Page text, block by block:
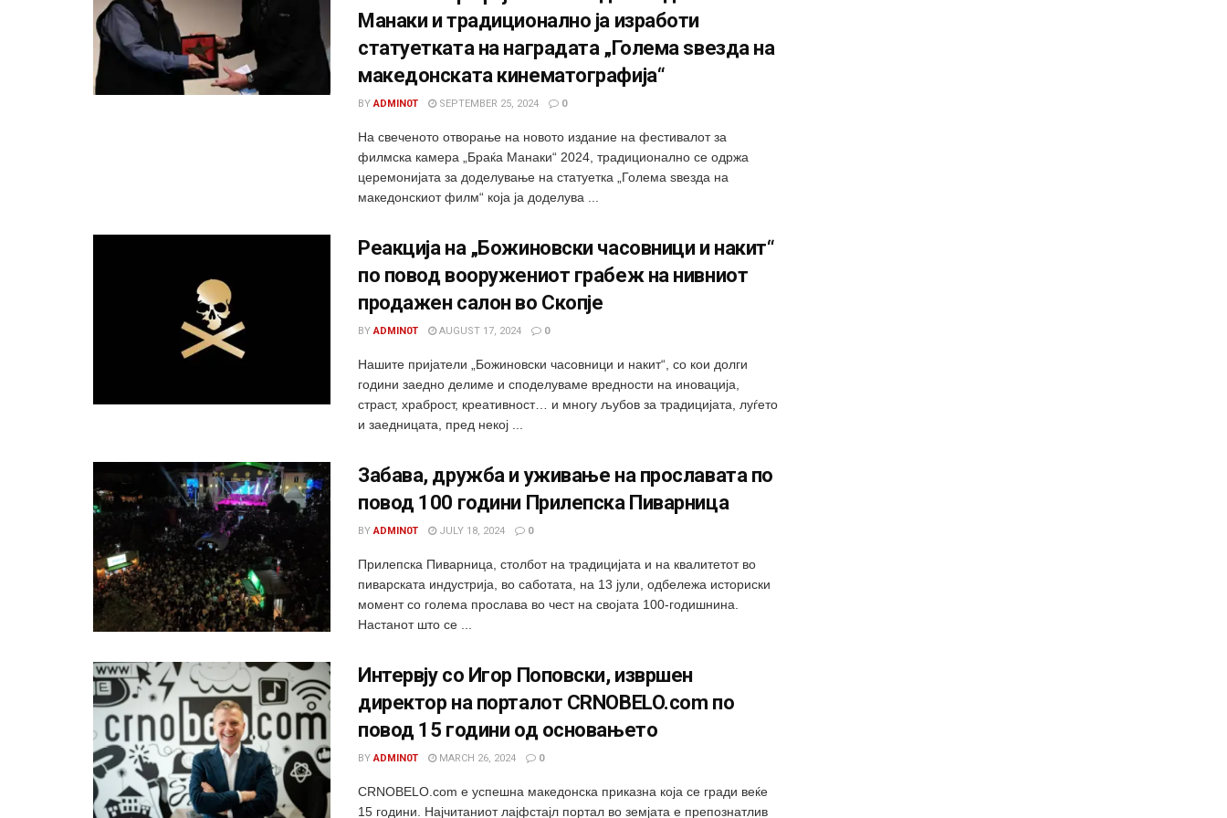
Манаки и традиционално ја изработи
статуетката на наградата „Голема ѕвезда на
македонската кинематографија“
BY ADMIN0T SEPTEMBER 25, 2024 0
На свеченото отворање на новото издание на фестивалот за
филмска камера „Браќа Манаки“ 2024, традиционално се одржа
церемонијата за доделување на статуетка „Голема ѕвезда на
македонскиот филм“ која ја доделува ...
Реакција на „Божиновски часовници и накит“
по повод вооружениот грабеж на нивниот
продажен салон во Скопје
BY ADMIN0T AUGUST 17, 2024 0
Нашите пријатели „Божиновски часовници и накит“, со кои долги
години заедно делиме и споделуваме вредности на иновација,
страст, храброст, креативност… и многу љубов за традицијата, луѓето
и заедницата, пред некој ...
Забава, дружба и уживање на прославата по
повод 100 години Прилепска Пиварница
BY ADMIN0T JULY 18, 2024 0
Прилепска Пиварница, столбот на традицијата и на квалитетот во
пиварската индустрија, во саботата, на 13 јули, одбележа историски
момент со голема прослава во чест на својата 100-годишнина.
Настанот што се ...
Интервју со Игор Поповски, извршен
директор на порталот CRNOBELO.com по
повод 15 години од основањето
BY ADMIN0T MARCH 26, 2024 0
CRNOBELO.com е успешна македонска приказна која се гради веќе
15 години. Најчитаниот лајфстајл портал во земјата е препознатлив